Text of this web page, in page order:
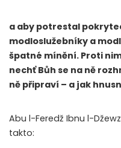
a aby potrestal
modloslužebníky a
špatné mínění. Proti
nechť Bůh se na ně
ně připraví – a jak
Abu l-Feredž Ibnu l-
takto: